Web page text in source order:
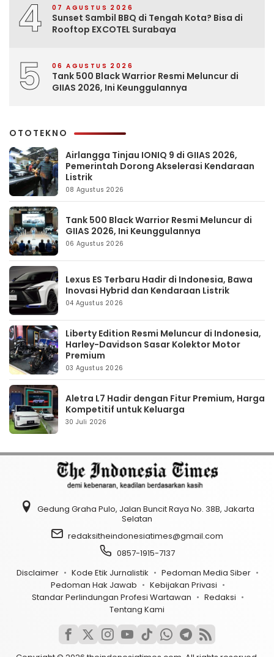
4 07 AGUSTUS 2026
Sunset Sambil BBQ di Tengah Kota? Bisa di
Rooftop EXCOTEL Surabaya
5 06 AGUSTUS 2026
Tank 500 Black Warrior Resmi Meluncur di
GIIAS 2026, Ini Keunggulannya
OTOTEKNO
Airlangga Tinjau IONIQ 9 di GIIAS 2026,
Pemerintah Dorong Akselerasi Kendaraan
Listrik
08 Agustus 2026
Tank 500 Black Warrior Resmi Meluncur di
GIIAS 2026, Ini Keunggulannya
06 Agustus 2026
Lexus ES Terbaru Hadir di Indonesia, Bawa
Inovasi Hybrid dan Kendaraan Listrik
04 Agustus 2026
Liberty Edition Resmi Meluncur di Indonesia,
Harley-Davidson Sasar Kolektor Motor
Premium
03 Agustus 2026
Aletra L7 Hadir dengan Fitur Premium, Harga
Kompetitif untuk Keluarga
30 Juli 2026
Gedung Graha Pulo, Jalan Buncit Raya No. 38B, Jakarta
Selatan
redaksitheindonesiatimes@gmail.com
0857-1915-7137
Disclaimer
Kode Etik Jurnalistik
Pedoman Media Siber
Pedoman Hak Jawab
Kebijakan Privasi
Standar Perlindungan Profesi Wartawan
Redaksi
Tentang Kami